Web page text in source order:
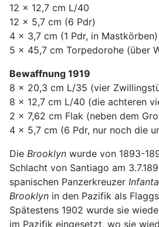
12 x 12,7 cm L/40
12 x 5,7 cm (6 Pdr)
4 x 3,7 cm (1 Pdr, in Mastkörben)
5 x 45,7 cm Torpedorohe (über
Bewaffnung 1919
8 x 20,3 cm L/35 (vier
8 x 12,7 cm L/40 (die achteren
2 x 7,62 cm Flak (neben dem
4 x 5,7 cm (6 Pdr, nur noch die
Die Brooklyn wurde von 1893-
Schlacht von Santiago am
spanischen Panzerkreuzer
Brooklyn in den Pazifik als
Spätestens 1902 wurde sie
im Pazifik eingesetzt, wo sie